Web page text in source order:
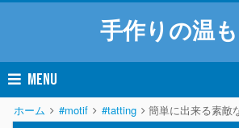
手作りの温
MENU
ホーム #motif #tatting 簡単に出来る素敵